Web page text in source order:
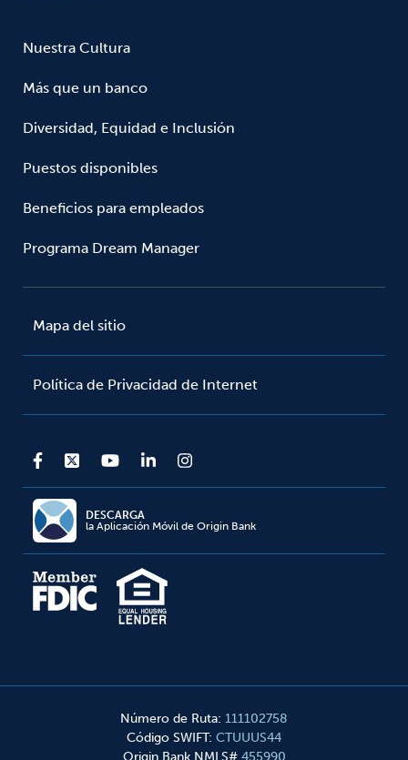
Nuestra Cultura
Más que un banco
Diversidad, Equidad e Inclusión
Puestos disponibles
Beneficios para empleados
Programa Dream Manager
Mapa del sitio
Política de Privacidad de Internet
DESCARGA
la Aplicación Móvil de Origin Bank
Número de Ruta: 111102758
Código SWIFT: CTUUUS44